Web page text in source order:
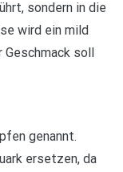
sondern in die
wird ein mild
Geschmack soll
genannt.
ersetzen, da